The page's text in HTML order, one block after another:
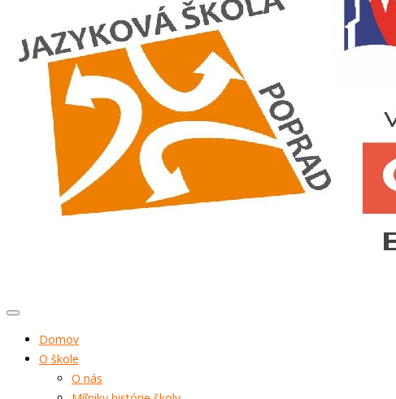
Domov
O škole
O nás